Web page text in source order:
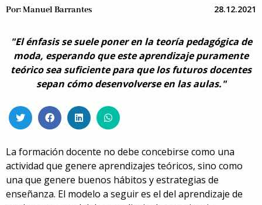
Por:Manuel Barrantes 28.12.2021
"El énfasis se suele poner en la teoría pedagógica de
moda, esperando que este aprendizaje puramente
teórico sea suficiente para que los futuros docentes
sepan cómo desenvolverse en las aulas."
La formación docente no debe concebirse como una
actividad que genere aprendizajes teóricos, sino como
una que genere buenos hábitos y estrategias de
enseñanza. El modelo a seguir es el del aprendizaje de